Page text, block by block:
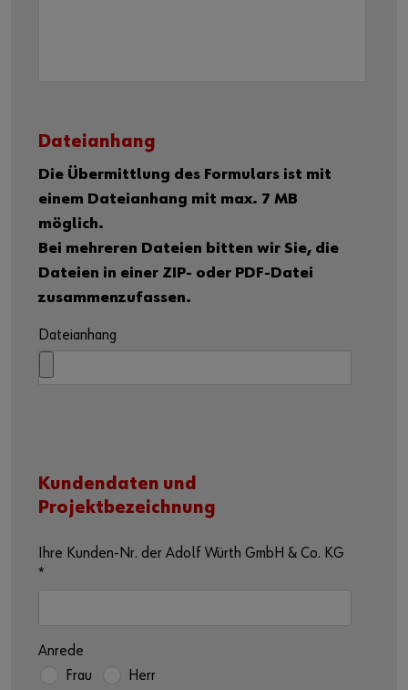
Dateianhang
Die Übermittlung des Formulars ist mit
einem Dateianhang mit max. 7 MB
möglich.
Bei mehreren Dateien bitten wir Sie, die
Dateien in einer ZIP- oder PDF-Datei
zusammenzufassen.
Dateianhang
Kundendaten und
Projektbezeichnung
Ihre Kunden-Nr. der Adolf Würth GmbH & Co. KG
*
Anrede
Frau
Herr